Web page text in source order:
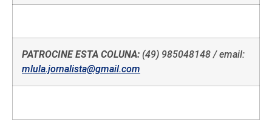
PATROCINE ESTA COLUNA: (49) 985048148 / email:
mlula.jornalista@gmail.com